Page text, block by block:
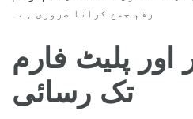
رقم جمع کرانا ضروری ہے۔
پلیٹ فارم
تک رسائی